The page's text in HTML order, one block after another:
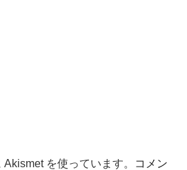
を使っています。
コメン